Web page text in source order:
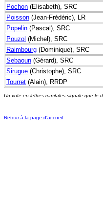
Pochon (Elisabeth), SRC
Poisson (Jean-Frédéric), LR
Popelin (Pascal), SRC
Pouzol (Michel), SRC
Raimbourg (Dominique), SRC
Sebaoun (Gérard), SRC
Sirugue (Christophe), SRC
Tourret (Alain), RRDP
Un vote en lettres capitales signale que le
Retour à la page d'accueil